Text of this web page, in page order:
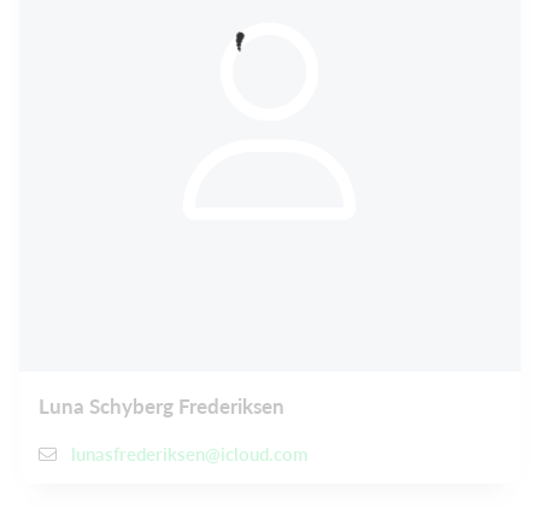
Luna Schyberg Frederiksen
lunasfrederiksen@icloud.com